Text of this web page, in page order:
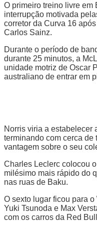
O primeiro treino livre em
interrupção motivada
corretor da Curva 16
Carlos Sainz.
Durante o período de
durante 25 minutos, a
unidade motriz de Oscar
australiano de entrar em
Norris viria a estabelecer
terminando com cerca
vantagem sobre o seu
Charles Leclerc colocou
milésimo mais rápido do
nas ruas de Baku.
O sexto lugar ficou para
Yuki Tsunoda e Max
com os carros da Red